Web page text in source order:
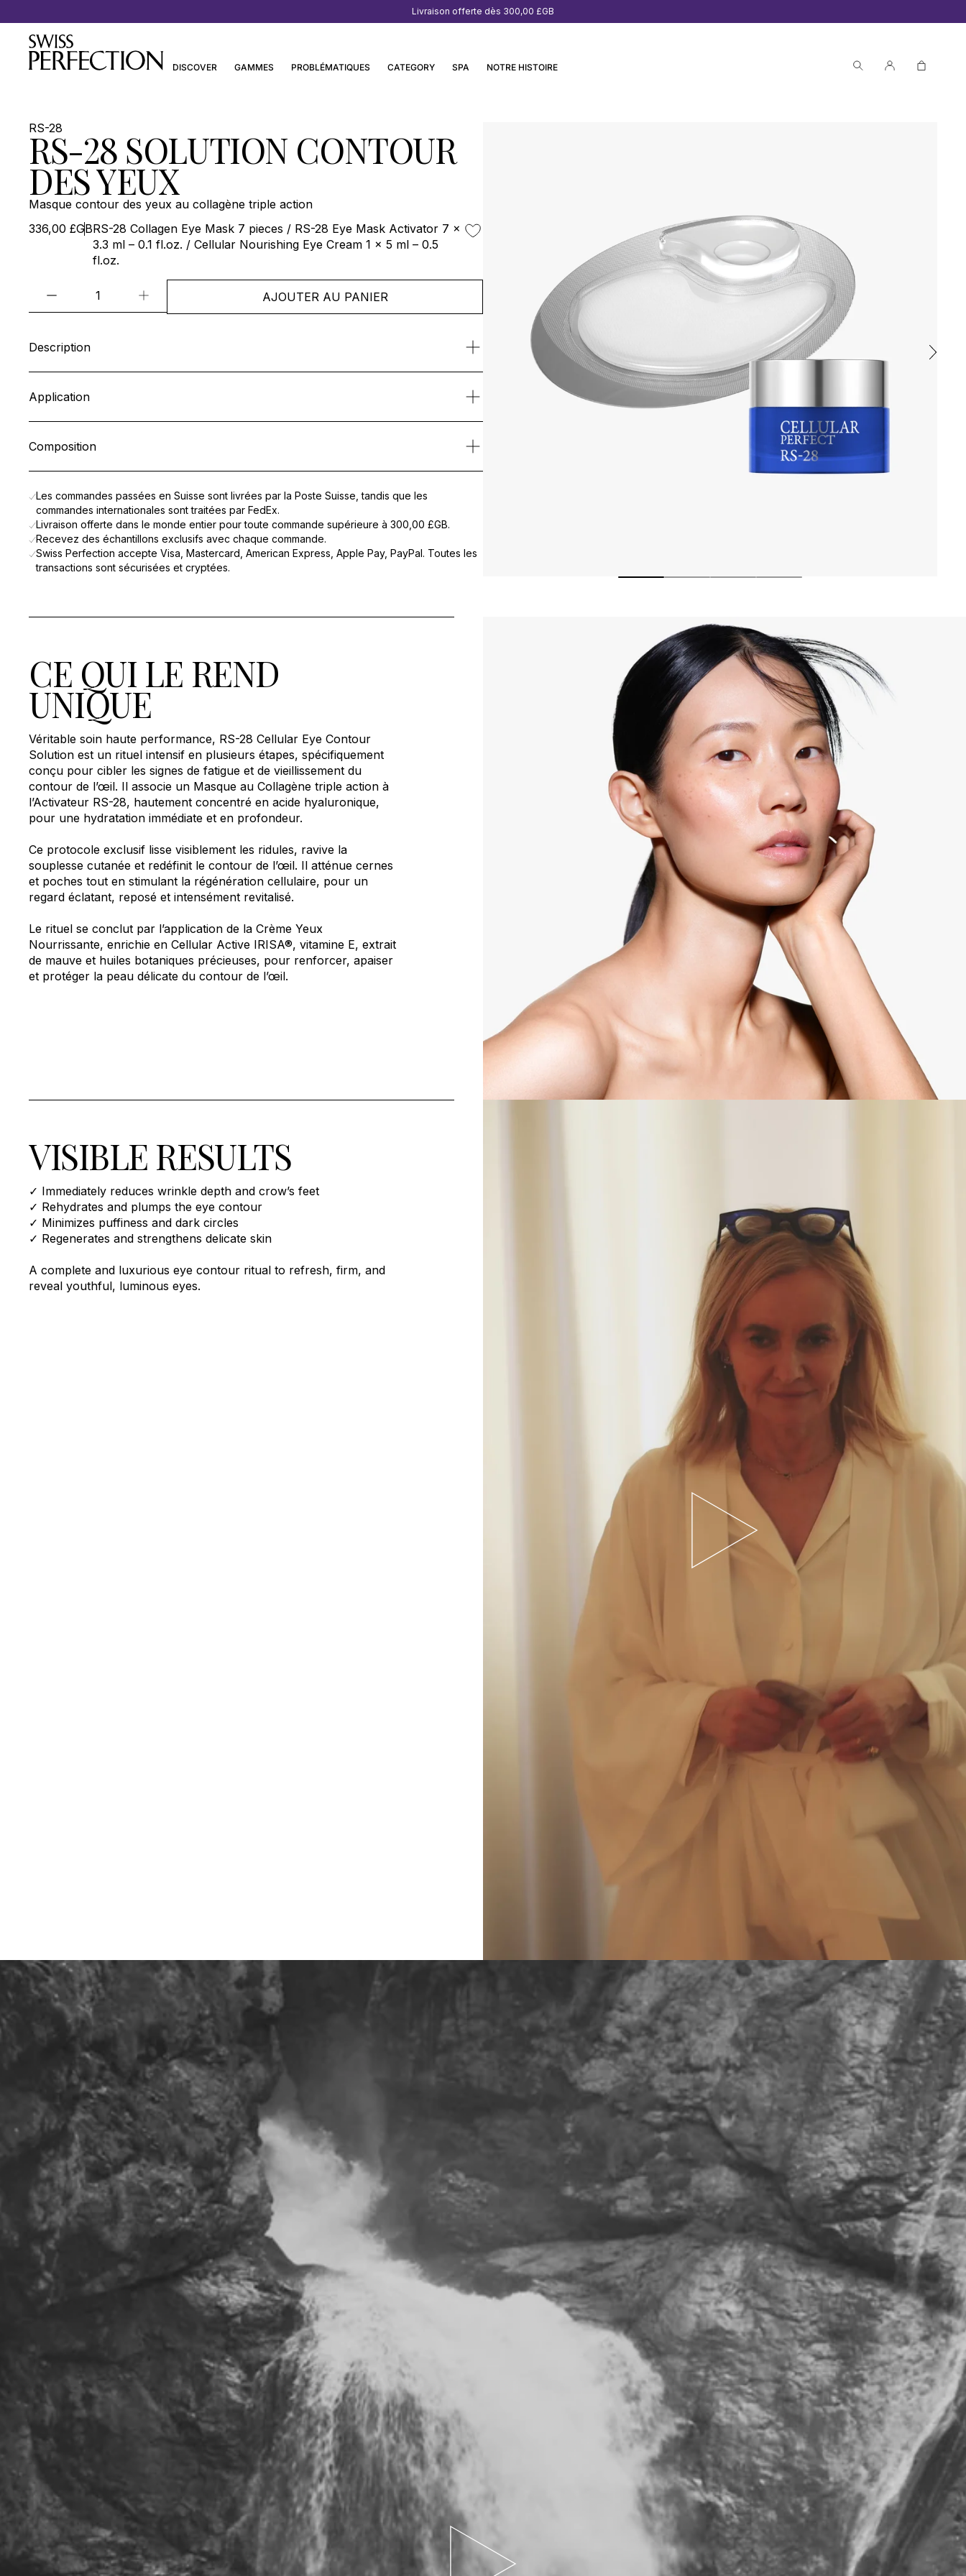
Livraison offerte dès 300,00 £GB
DISCOVER GAMMES PROBLÉMATIQUES CATEGORY SPA NOTRE HISTOIRE
RS-28
RS-28 SOLUTION CONTOUR
DES YEUX
Masque contour des yeux au collagène triple action
336,00 £GBRS-28 Collagen Eye Mask 7 pieces / RS-28 Eye Mask Activator 7 x
3.3 ml – 0.1 fl.oz. / Cellular Nourishing Eye Cream 1 x 5 ml – 0.5
fl.oz.
AJOUTER AU PANIER
Description
Véritable soin haute performance, RS-28 Solution Contour des Yeux est un rituel intensif en plusieurs étapes, spécifiquement conçu pour cibler les signes de fatigue et de vieillissement du
Ce protocole exclusif lisse visiblement les ridules, ravive la souplesse cutanée et redéfinit le contour de l’œil. Il atténue cernes et poches tout en stimulant la régénération cellulaire, pour un regard
Cellular Active IRISA® , vitamine E, extrait de mauve et huiles botaniques précieuses, pour renforcer, apaiser et
Application
liquide.
Laisser agir 15 à 20 minutes. Retirer le masque et masser délicatement une noisette de crème revitalisante sur le contour de l’œil.
Composition
RS-28 EYE MASK ACTIVATOR: AQUA (WATER) , BUTYLENE GLYCOL, GLYCERIN, 1,5-PENTANEDIOL, LEUCONOSTOC/RADISH ROOT FERMENT FILTRATE, SODIUM HYALURONATE
CELLULAR NOURISHING EYE CREAM : AQUA (WATER), C12-20 ACID PEG-8 ESTER, OCTYLDODECANOL, BUTYLENE GLYCOL, CETEARYL ISONONANOATE, COCO-CAPRYLATE/CAPRATE, PRUNUS
Les commandes passées en Suisse sont livrées par la Poste Suisse, tandis que les
commandes internationales sont traitées par FedEx.
Livraison offerte dans le monde entier pour toute commande supérieure à 300,00 £GB.
Recevez des échantillons exclusifs avec chaque commande.
Swiss Perfection accepte Visa, Mastercard, American Express, Apple Pay, PayPal. Toutes les
transactions sont sécurisées et cryptées.
CE QUI LE REND
UNIQUE
Véritable soin haute performance, RS-28 Cellular Eye Contour
Solution est un rituel intensif en plusieurs étapes, spécifiquement
conçu pour cibler les signes de fatigue et de vieillissement du
contour de l’œil. Il associe un Masque au Collagène triple action à
l’Activateur RS-28, hautement concentré en acide hyaluronique,
pour une hydratation immédiate et en profondeur.
Ce protocole exclusif lisse visiblement les ridules, ravive la
souplesse cutanée et redéfinit le contour de l’œil. Il atténue cernes
et poches tout en stimulant la régénération cellulaire, pour un
regard éclatant, reposé et intensément revitalisé.
Le rituel se conclut par l’application de la Crème Yeux
Nourrissante, enrichie en Cellular Active IRISA®, vitamine E, extrait
de mauve et huiles botaniques précieuses, pour renforcer, apaiser
et protéger la peau délicate du contour de l’œil.
VISIBLE RESULTS
✓ Immediately reduces wrinkle depth and crow’s feet
✓ Rehydrates and plumps the eye contour
✓ Minimizes puffiness and dark circles
✓ Regenerates and strengthens delicate skin
A complete and luxurious eye contour ritual to refresh, firm, and
reveal youthful, luminous eyes.